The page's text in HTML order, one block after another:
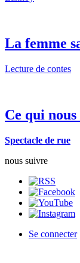
La femme
Lecture de contes
Ce qui
Spectacle de rue
nous suivre
Se connecter